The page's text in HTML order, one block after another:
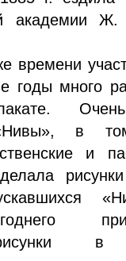
академии Ж.
времени
годы много
в
и
в